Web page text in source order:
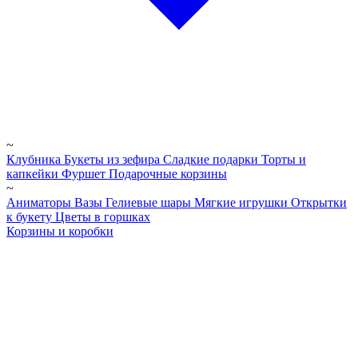
~
Клубника Букеты из зефира Сладкие подарки Торты и
капкейки Фуршет Подарочные корзины
~
Аниматоры Вазы Гелиевые шары Мягкие игрушки Открытки
к букету Цветы в горшках
Корзины и коробки